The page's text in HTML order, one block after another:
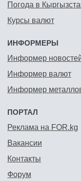
Погода в
Курсы валют
ИНФОРМЕРЫ
Информер
Информер валют
Информер
ПОРТАЛ
Реклама на FOR.kg
Вакансии
Контакты
Форум